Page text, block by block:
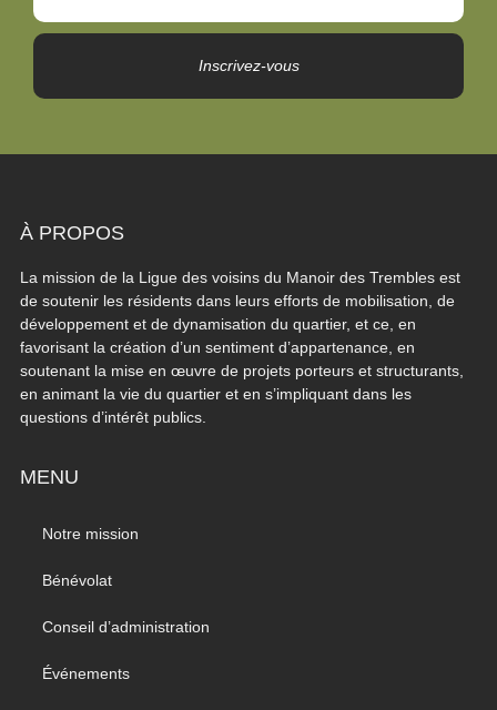
Inscrivez-vous
À PROPOS
La mission de la Ligue des voisins du Manoir des Trembles est
de soutenir les résidents dans leurs efforts de mobilisation, de
développement et de dynamisation du quartier, et ce, en
favorisant la création d’un sentiment d’appartenance, en
soutenant la mise en œuvre de projets porteurs et structurants,
en animant la vie du quartier et en s’impliquant dans les
questions d’intérêt publics.
MENU
Notre mission
Bénévolat
Conseil d’administration
Événements